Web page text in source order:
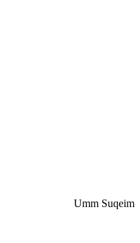
Umm Suqeim